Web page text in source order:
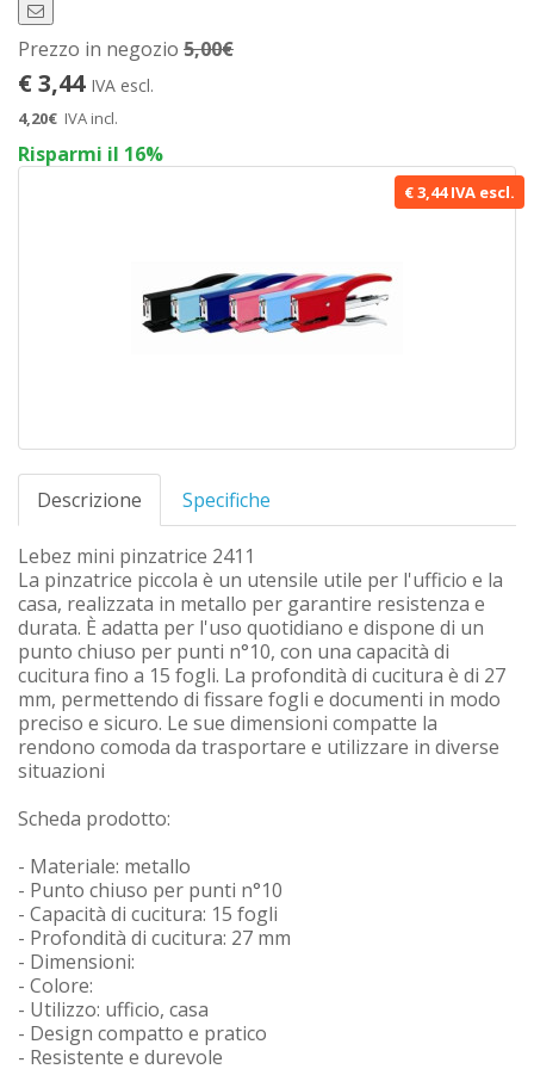
€ 3,44 IVA escl.
Descrizione Specifiche
Lebez mini pinzatrice 2411
La pinzatrice piccola è un utensile utile per l'ufficio e la
casa, realizzata in metallo per garantire resistenza e
durata. È adatta per l'uso quotidiano e dispone di un
punto chiuso per punti n°10, con una capacità di
cucitura fino a 15 fogli. La profondità di cucitura è di 27
mm, permettendo di fissare fogli e documenti in modo
preciso e sicuro. Le sue dimensioni compatte la
rendono comoda da trasportare e utilizzare in diverse
situazioni
Scheda prodotto:
- Materiale: metallo
- Punto chiuso per punti n°10
- Capacità di cucitura: 15 fogli
- Profondità di cucitura: 27 mm
- Dimensioni:
- Colore:
- Utilizzo: ufficio, casa
- Design compatto e pratico
- Resistente e durevole
Prezzo in negozio 5,00€
€ 3,44 IVA escl.
4,20€ IVA incl.
Risparmi il 16%